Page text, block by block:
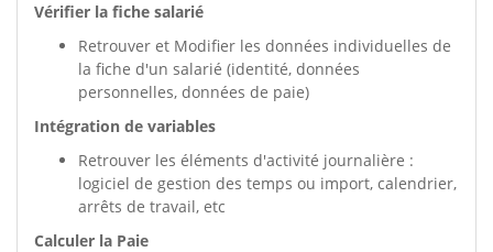
Vérifier la fiche salarié
Retrouver et Modifier les données individuelles de
la fiche d'un salarié (identité, données
personnelles, données de paie)
Intégration de variables
Retrouver les éléments d'activité journalière :
logiciel de gestion des temps ou import, calendrier,
arrêts de travail, etc
Calculer la Paie